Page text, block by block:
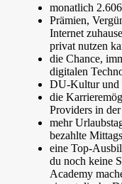
monatlich
Prämien,
Internet
privat nutzen
die Chance,
digitalen
DU-Kultur und
die
Providers in
mehr
bezahlte
eine Top-
du noch keine
Academy